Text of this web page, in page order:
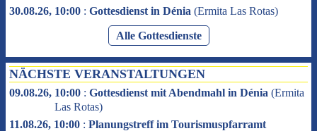
30.08.26, 10:00 : Gottesdienst in Dénia (Ermita Las Rotas)
Alle Gottesdienste
NÄCHSTE VERANSTALTUNGEN
09.08.26, 10:00 : Gottesdienst mit Abendmahl in Dénia (Ermita
Las Rotas)
11.08.26, 10:00 : Planungstreff im Tourismuspfarramt